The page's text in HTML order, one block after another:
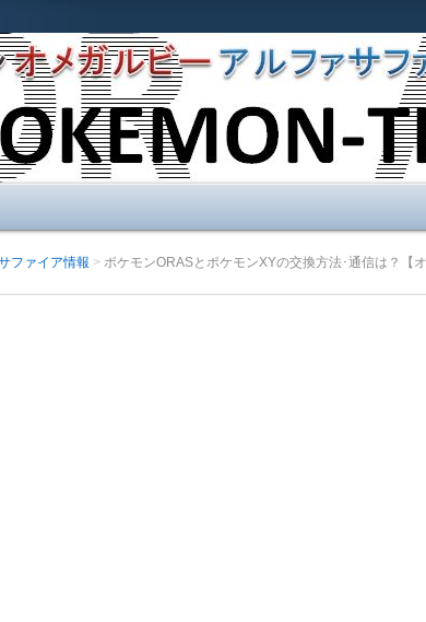
報!オメガルビーアルファサ
ァイア(ポケモンORAS)の最新情報や攻略情報について
モンオメガルビ−・アルファサファイア情報は任せてく
ファイア情報 ポケモンORASとポケモンXYの交換方法･通信は？【